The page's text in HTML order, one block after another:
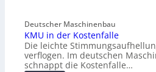
Deutscher Maschinenbau
KMU in der Kostenfalle
Die leichte
verflogen. Im deutschen
schnappt die Kostenfalle…